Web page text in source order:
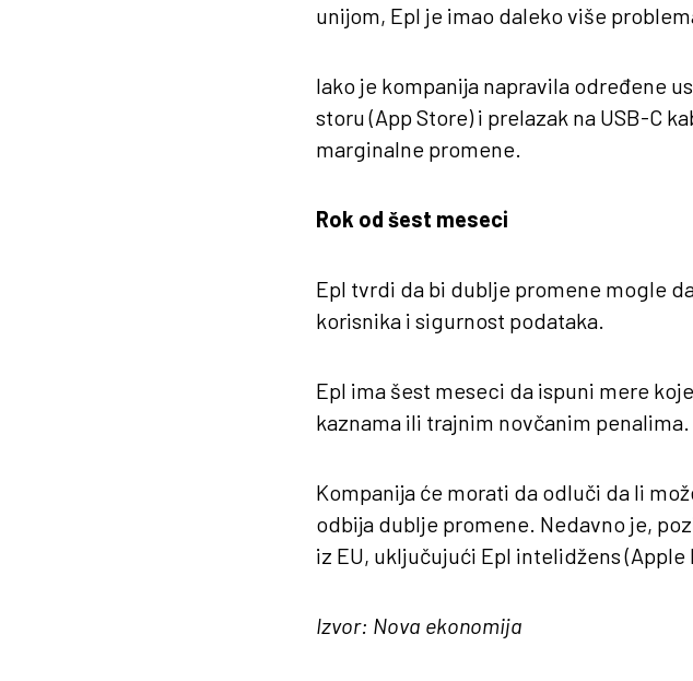
unijom, Epl je imao daleko više
Iako je kompanija napravila određene
storu (App Store) i prelazak na USB-C
marginalne promene.
Rok od šest meseci
Epl tvrdi da bi dublje promene mogle
korisnika i sigurnost podataka.
Epl ima šest meseci da ispuni mere
kaznama ili trajnim novčanim penalima.
Kompanija će morati da odluči da li
odbija dublje promene. Nedavno je,
iz EU, uključujući Epl intelidžens
Izvor: Nova ekonomija